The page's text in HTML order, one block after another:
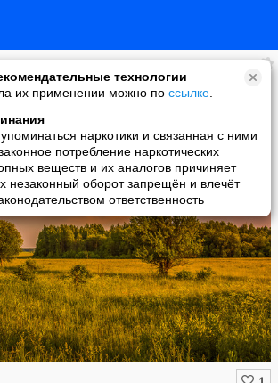
технологии
их применении можно по ссылке
наркотики и связанная с ними
потребление наркотических
веществ и их аналогов причиняет
незаконный оборот запрещён и влечёт
ответственность